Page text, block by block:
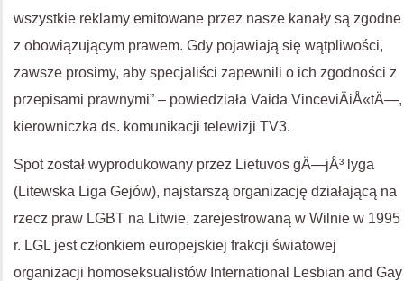
wszystkie reklamy emitowane przez nasze kanały są zgodne
z obowiązującym prawem. Gdy pojawiają się wątpliwości,
zawsze prosimy, aby specjaliści zapewnili o ich zgodności z
przepisami prawnymi” – powiedziała Vaida VinceviÄiÅ«tÄ—,
kierowniczka ds. komunikacji telewizji TV3.
Spot został wyprodukowany przez Lietuvos gÄ—jÅ³ lyga
(Litewska Liga Gejów), najstarszą organizację działającą na
rzecz praw LGBT na Litwie, zarejestrowaną w Wilnie w 1995
r. LGL jest członkiem europejskiej frakcji światowej
organizacji homoseksualistów International Lesbian and Gay